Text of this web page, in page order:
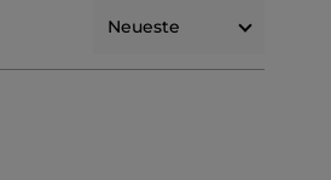
Neueste